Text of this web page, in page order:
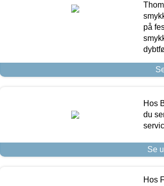
på
Hos
du
Se
Hos